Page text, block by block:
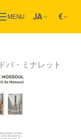
MENU JA €
バ・ミナレット